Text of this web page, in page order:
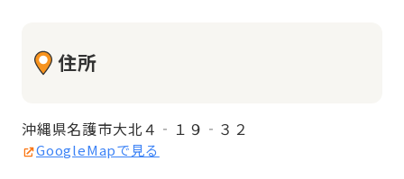
住所
沖縄県名護市大北４‐１９‐３２
GoogleMapで見る